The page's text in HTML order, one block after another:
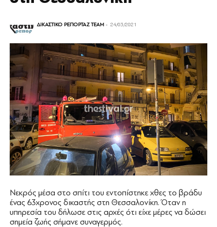
ΔΙΚΑΣΤΙΚΟ ΡΕΠΟΡΤΑΖ TEAM - 24/03/2021
Νεκρός μέσα στο σπίτι του εντοπίστηκε χθες το βράδυ
ένας 63χρονος δικαστής στη Θεσσαλονίκη. Όταν η
υπηρεσία του δήλωσε στις αρχές ότι είχε μέρες να δώσει
σημεία ζωής σήμανε συναγερμός.